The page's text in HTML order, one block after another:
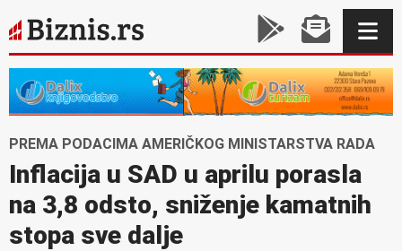
PREMA PODACIMA AMERIČKOG MINISTARSTVA RADA
Inflacija u SAD u aprilu porasla
na 3,8 odsto, sniženje kamatnih
stopa sve dalje